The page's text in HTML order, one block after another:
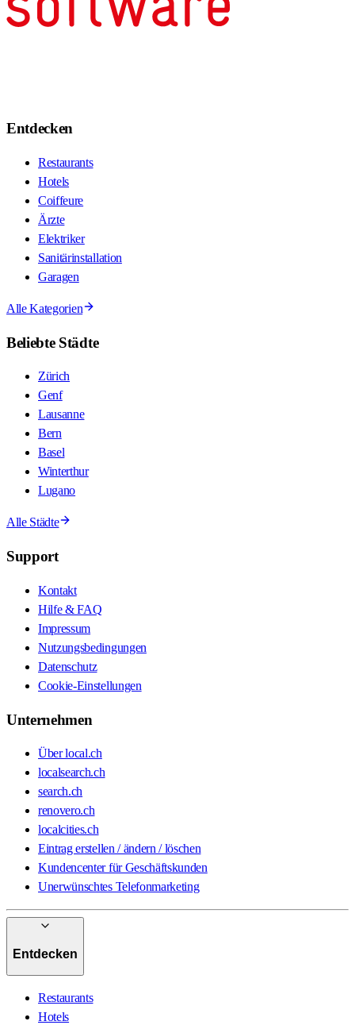
Entdecken
Restaurants
Hotels
Coiffeure
Ärzte
Elektriker
Sanitärinstallation
Garagen
Alle Kategorien
Beliebte Städte
Zürich
Genf
Lausanne
Bern
Basel
Winterthur
Lugano
Alle Städte
Support
Kontakt
Hilfe & FAQ
Impressum
Nutzungsbedingungen
Datenschutz
Cookie-Einstellungen
Unternehmen
Über local.ch
localsearch.ch
search.ch
renovero.ch
localcities.ch
Eintrag erstellen / ändern / löschen
Kundencenter für Geschäftskunden
Unerwünschtes Telefonmarketing
Entdecken
Restaurants
Hotels